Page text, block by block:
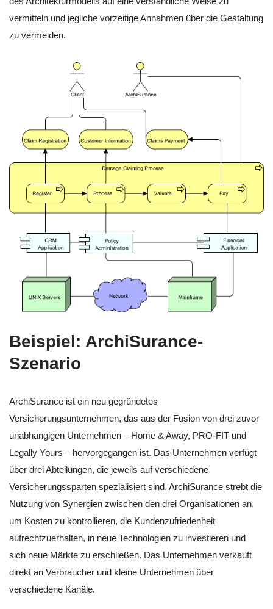
vermitteln und jegliche vorzeitige Annahmen über die Gestaltung
zu vermeiden.
Beispiel: ArchiSurance-
Szenario
ArchiSurance ist ein neu gegründetes
Versicherungsunternehmen, das aus der Fusion von drei zuvor
unabhängigen Unternehmen – Home & Away, PRO-FIT und
Legally Yours – hervorgegangen ist. Das Unternehmen verfügt
über drei Abteilungen, die jeweils auf verschiedene
Versicherungssparten spezialisiert sind. ArchiSurance strebt die
Nutzung von Synergien zwischen den drei Organisationen an,
um Kosten zu kontrollieren, die Kundenzufriedenheit
aufrechtzuerhalten, in neue Technologien zu investieren und
sich neue Märkte zu erschließen. Das Unternehmen verkauft
direkt an Verbraucher und kleine Unternehmen über
verschiedene Kanäle.